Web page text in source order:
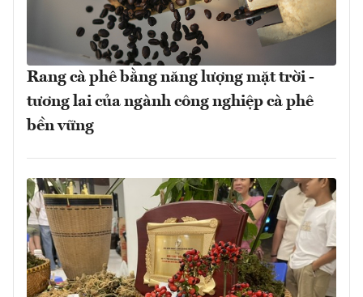
Rang cà phê bằng năng lượng mặt trời -
tương lai của ngành công nghiệp cà phê
bền vững